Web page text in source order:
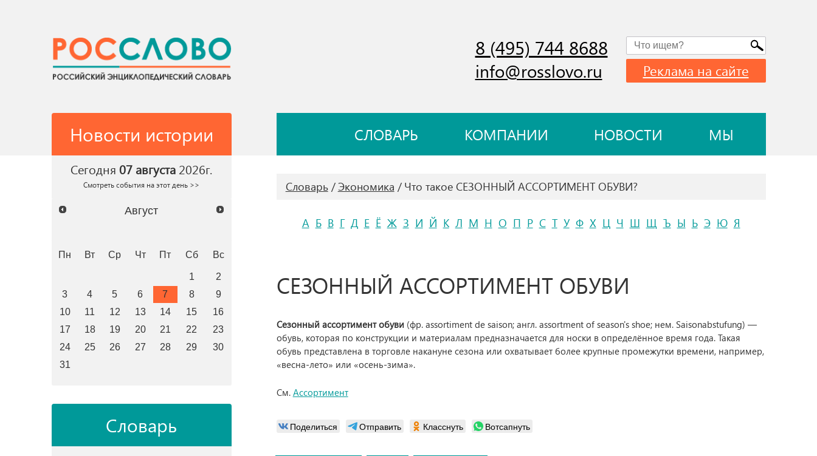
8 (495) 744 8688
info@rosslovo.ru Реклама на сайте
Новости истории СЛОВАРЬ КОМПАНИИ НОВОСТИ МЫ
Сегодня 07 августа 2026г.
Смотреть события на этот день >>
Август
Пн Вт Ср Чт Пт Сб Вс
1
2
3
4 5 6 7 8
9
10
11 12 13 14 15
16
17
18 19 20 21 22
23
24
25 26 27 28 29
30
31
Словарь
Словарь Экономика Что такое СЕЗОННЫЙ АССОРТИМЕНТ ОБУВИ?
А Б В Г Д Е Ё Ж З И Й К Л М Н О П Р С Т У Ф Х Ц Ч Ш Щ Ъ Ы Ь Э Ю Я
СЕЗОННЫЙ АССОРТИМЕНТ ОБУВИ
Сезонный ассортимент обуви(фр. assortiment de saison; англ. assortment of season's shoe; нем. Saisonabstufung) —
обувь, которая по конструкции и материалам предназначается для носки в определённое время года. Такая
обувь представлена в торговле накануне сезона или охватывает более крупные промежутки времени, например,
«весна-лето» или «осень-зима».
См. Ассортимент
Поделиться Отправить Класснуть Вотсапнуть